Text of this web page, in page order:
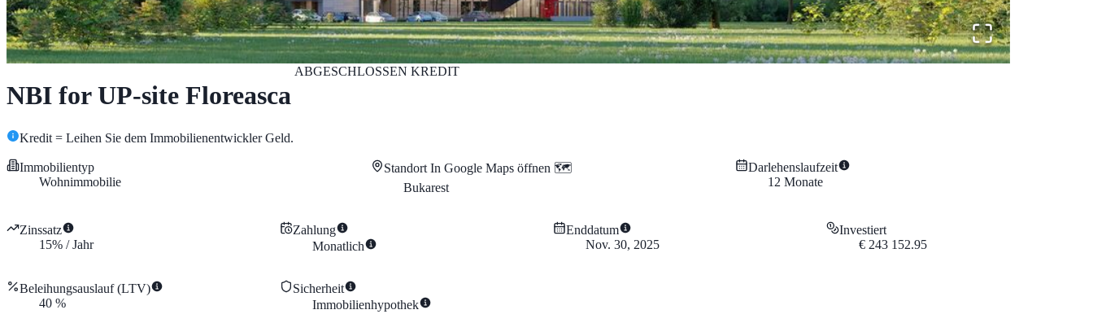
NBI for UP-site Floreasca
ABGESCHLOSSEN KREDIT
Kredit = Leihen Sie dem Immobilienentwickler Geld.
Immobilientyp
Wohnimmobilie
Standort In Google Maps öffnen 🗺️
Bukarest
Darlehenslaufzeit
12 Monate
Zinssatz
15% /Jahr
Zahlung
Monatlich
Enddatum
Nov. 30, 2025
Investiert
€ 243 152.95
Beleihungsauslauf (LTV)
40 %
Sicherheit
Immobilienhypothek